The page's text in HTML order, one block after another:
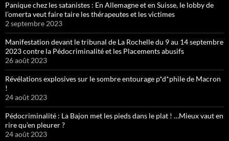
Panique chez les satanistes : En Allemagne et en Suisse, le lobby de
l’omerta veut faire taire les thérapeutes et les victimes
2 septembre 2023
Manifestation devant le tribunal de La Rochelle du 9 au 14 septembre
2023 contre la Pédocriminalité et les Placements abusifs
26 août 2023
Révélations explosives sur le sombre entourage p*d*phile de Macron
!
24 août 2023
Pédocriminalité : La Bajon met les pieds dans le plat ! …Mieux vaut en
rire qu’en pleurer ?
24 août 2023